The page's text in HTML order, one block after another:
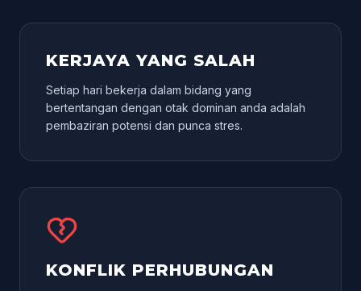
KERJAYA YANG SALAH
Setiap hari bekerja dalam bidang yang
bertentangan dengan otak dominan anda adalah
pembaziran potensi dan punca stres.
KONFLIK PERHUBUNGAN